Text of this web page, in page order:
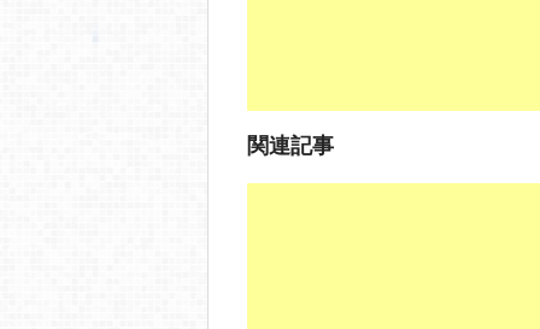
関連記事